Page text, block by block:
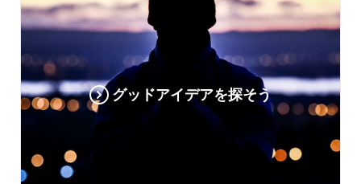
グッドアイデアを探そう